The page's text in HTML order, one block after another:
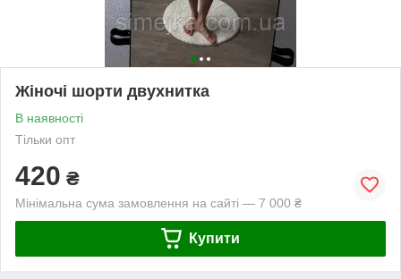
Жіночі шорти двухнитка
В наявності
Тільки опт
420 ₴
Мінімальна сума замовлення на сайті — 7 000 ₴
Купити